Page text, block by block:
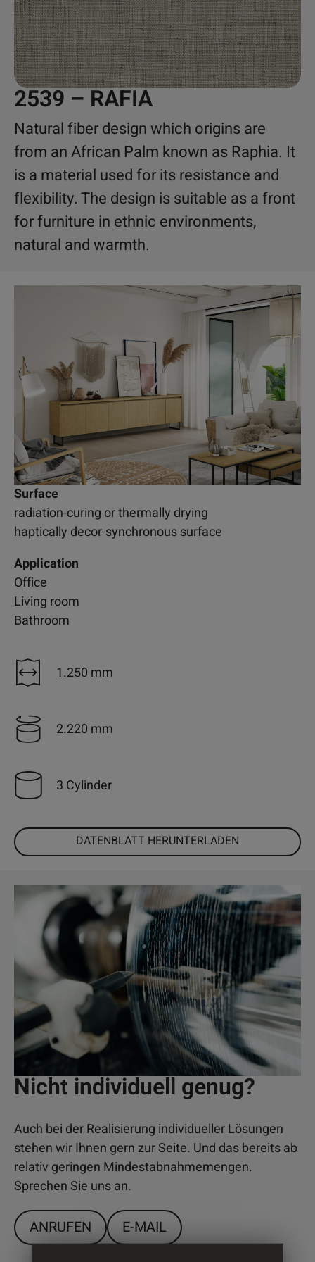
2539 – RAFIA
Natural fiber design which origins are
from an African Palm known as Raphia. It
is a material used for its resistance and
flexibility. The design is suitable as a front
for furniture in ethnic environments,
natural and warmth.
Surface
radiation-curing or thermally drying
haptically decor-synchronous surface
Application
Office
Living room
Bathroom
1.250 mm
2.220 mm
3 Cylinder
DATENBLATT HERUNTERLADEN
Nicht individuell genug?
Auch bei der Realisierung individueller Lösungen
stehen wir Ihnen gern zur Seite. Und das bereits ab
relativ geringen Mindestabnahmemengen.
Sprechen Sie uns an.
ANRUFEN E-MAIL